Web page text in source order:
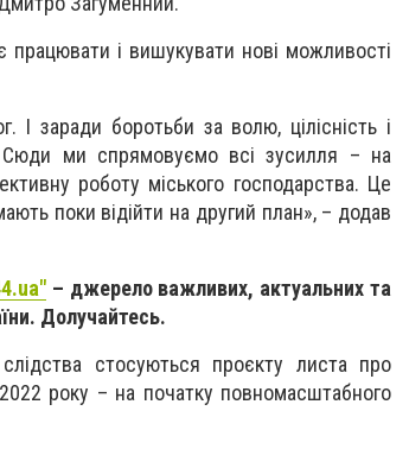
і вишукувати нові можливості
заради боротьби за волю, цілісність і
Сюди ми спрямовуємо всі зусилля – на
роботу міського господарства. Це
поки відійти на другий план», – додав
– джерело важливих, актуальних та
Долучайтесь.
стосуються проєкту листа про
року – на початку повномасштабного